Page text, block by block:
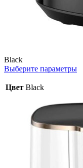
Black
Выберите параметры
Цвет Black